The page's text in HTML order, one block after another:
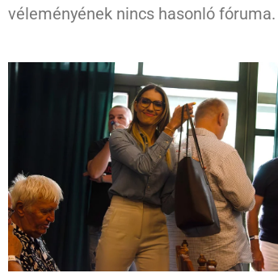
véleményének nincs hasonló fóruma.